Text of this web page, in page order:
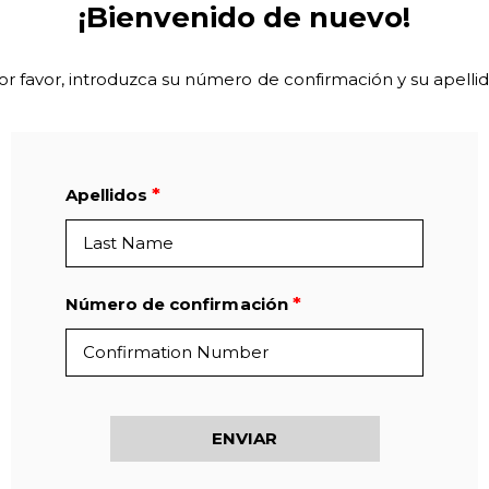
¡Bienvenido de nuevo!
favor, introduzca su número de confirmación y su
Apellidos
Número de confirmación
ENVIAR